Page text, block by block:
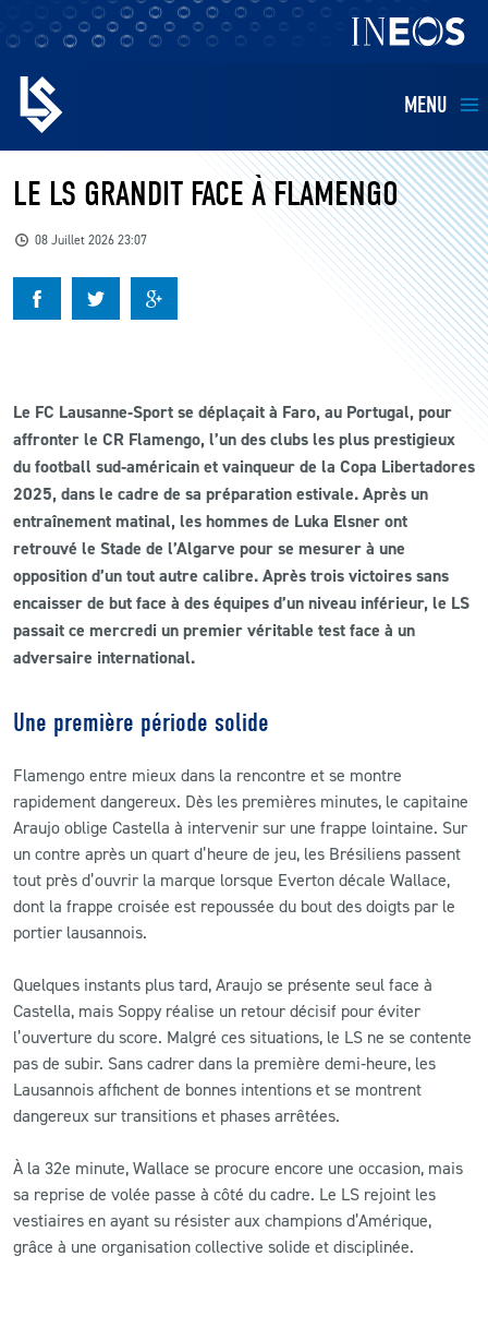
MENU
EQUIPES
BILLETTERIE
FANS
BUSINESS
RESTAURATION
CLUB
CONTACT
ACTUALITÉS
MATCH DES CELEBRITES
PRESSE ET MEDIAS
LE LS GRANDIT FACE À FLAMENGO
08 Juillet 2026 23:07
Le FC Lausanne‑Sport se déplaçait à Faro, au Portugal, pour
affronter le CR Flamengo, l’un des clubs les plus prestigieux
du football sud‑américain et vainqueur de la Copa Libertadores
2025, dans le cadre de sa préparation estivale.Après un
entraînement matinal, les hommes de Luka Elsner ont
retrouvé le Stade de l’Algarve pour se mesurer à une
opposition d’un tout autre calibre. Après trois victoires sans
encaisser de but face à des équipes d’un niveau inférieur, le LS
passait ce mercredi un premier véritable test face à un
adversaire international.
Une première période solide
Flamengo entre mieux dans la rencontre et se montre
rapidement dangereux. Dès les premières minutes, le capitaine
Araujo oblige Castella à intervenir sur une frappe lointaine. Sur
un contre après un quart d’heure de jeu, les Brésiliens passent
tout près d’ouvrir la marque lorsque Everton décale Wallace,
dont la frappe croisée est repoussée du bout des doigts par le
portier lausannois.
Quelques instants plus tard, Araujo se présente seul face à
Castella, mais Soppy réalise un retour décisif pour éviter
l’ouverture du score. Malgré ces situations, le LS ne se contente
pas de subir. Sans cadrer dans la première demi‑heure, les
Lausannois affichent de bonnes intentions et se montrent
dangereux sur transitions et phases arrêtées.
À la 32e minute, Wallace se procure encore une occasion, mais
sa reprise de volée passe à côté du cadre. Le LS rejoint les
vestiaires en ayant su résister aux champions d’Amérique,
grâce à une organisation collective solide et disciplinée.